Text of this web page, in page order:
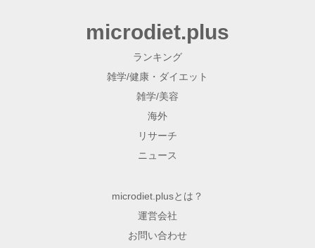
microdiet.plus
ランキング
雑学/健康・ダイエット
雑学/美容
海外
リサーチ
ニュース
microdiet.plusとは？
運営会社
お問い合わせ